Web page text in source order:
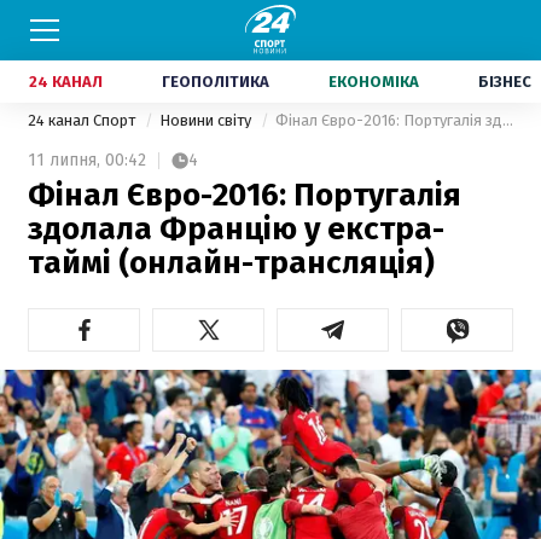
24 КАНАЛ ГЕОПОЛІТИКА ЕКОНОМІКА БІЗНЕС
24 канал Спорт Новини світу Фінал Євро-2016: Португалія здолала Францію у екстра-таймі (онлайн-трансляція)
11 липня, 00:42 4
Фінал Євро-2016: Португалія
здолала Францію у екстра-
таймі (онлайн-трансляція)